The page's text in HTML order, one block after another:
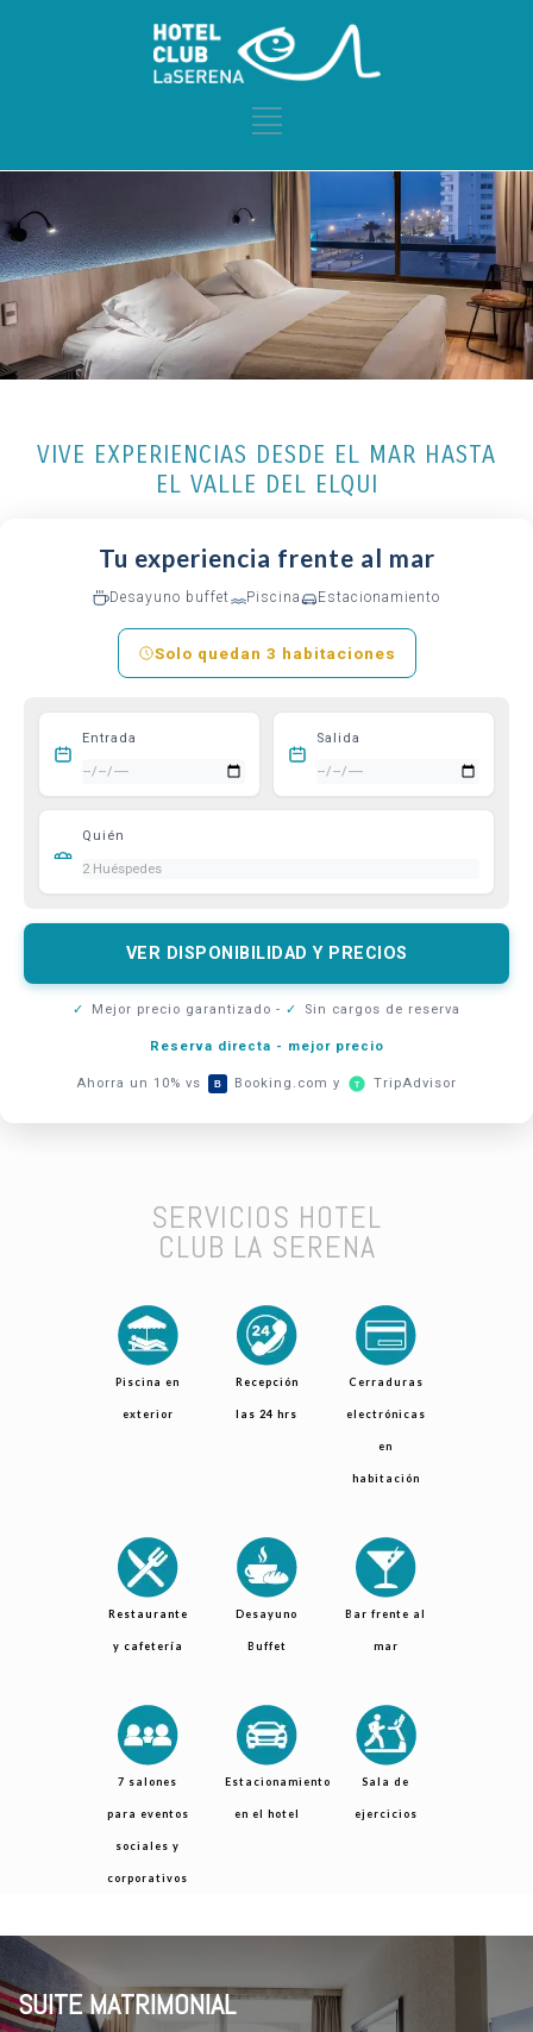
VIVE EXPERIENCIAS DESDE EL MAR HASTA
EL VALLE DEL ELQUI
Tu experiencia frente al mar
Desayuno buffet Piscina Estacionamiento
Solo quedan 3 habitaciones
Entrada Salida
Quién
VER DISPONIBILIDAD Y PRECIOS
✓ Mejor precio garantizado - ✓ Sin cargos de reserva
Reserva directa - mejor precio
Ahorra un 10% vs B Booking.com y T TripAdvisor
SERVICIOS HOTEL
CLUB LA SERENA
Piscina en
exterior
Recepción
las 24 hrs
Cerraduras
electrónicas
en
habitación
Restaurante
y cafetería
Desayuno
Buffet
Bar frente al
mar
7 salones
para eventos
sociales y
corporativos
Estacionamiento
en el hotel
Sala de
ejercicios
SUITE MATRIMONIAL